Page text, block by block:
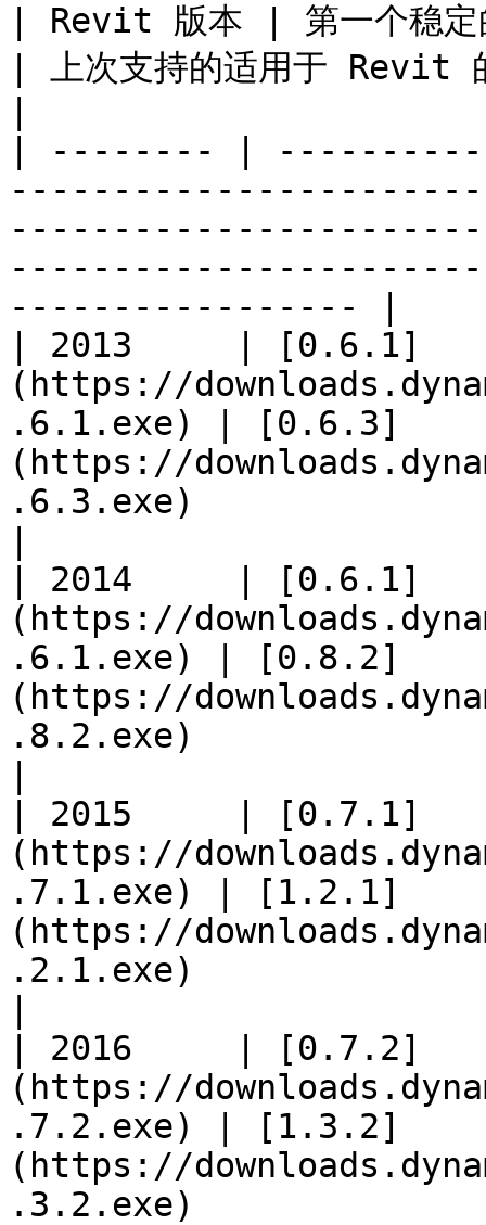
| Revit 版本 | 第一个稳定
| 上次支持的适用于 Revit
| -------- |
----------------- |
| 2013     | [0.6.1]
(https://
.6.1.exe) | [0.6.3]
(https://
.6.3.exe)
| 2014     | [0.6.1]
(https://
.6.1.exe) | [0.8.2]
(https://
.8.2.exe)
| 2015     | [0.7.1]
(https://
.7.1.exe) | [1.2.1]
(https://
.2.1.exe)
| 2016     | [0.7.2]
(https://
.7.2.exe) | [1.3.2]
(https://
.3.2.exe)